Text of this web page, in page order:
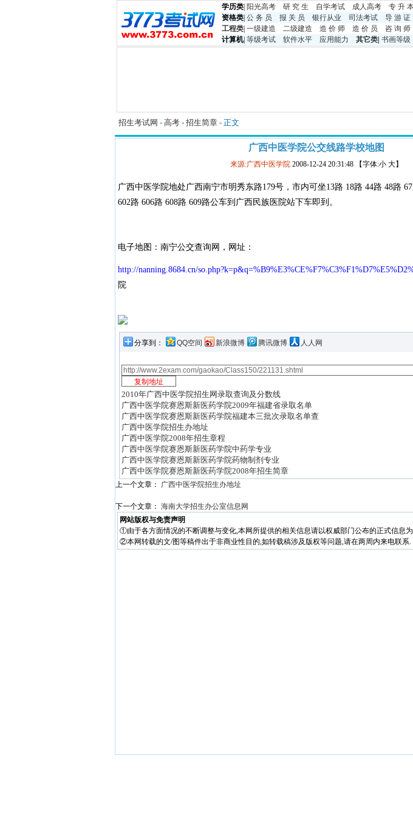
学历类 阳光高考 研 究 生 自学考试 成人高考 专 升
资格类 公 务 员 报 关 员 银行从业 司法考试 导 游 证
工程类 一级建造 二级建造 造 价 师 造 价 员 咨 询 师
计算机| 等级考试 软件水平 应用能力 其它类 书画等级
招生考试网 - 高考 - 招生简章 - 正文
广西中医学院公交线路学校地图
来源:广西中医学院 2008-12-24 20:31:48 【字体:小 大】
广西中医学院地处广西南宁市明秀东路179号，市内可坐13路 18路 44路 48路
602路 606路 608路 609路公车到广西民族医院站下车即到。
电子地图：南宁公交查询网，网址：
http://nanning.8684.cn/
院
分享到： QQ空间 新浪微博 腾讯微博 人人网
2010年广西中医学院招生网录取查询及分数线
广西中医学院赛恩斯新医药学院2009年福建省录取名单
广西中医学院赛恩斯新医药学院福建本三批次录取名单查
广西中医学院招生办地址
广西中医学院2008年招生章程
广西中医学院赛恩斯新医药学院中药学专业
广西中医学院赛恩斯新医药学院药物制剂专业
广西中医学院赛恩斯新医药学院2008年招生简章
上一个文章： 广西中医学院招生办地址
下一个文章： 海南大学招生办公室信息网
网站版权与免责声明
①由于各方面情况的不断调整与变化,本网所提供的相关信息请以权威部门公布的正式信息
②本网转载的文/图等稿件出于非商业性目的,如转载稿涉及版权等问题,请在两周内来电联系.